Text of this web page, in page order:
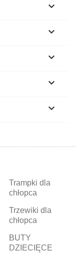





Trampki dla
chłopca
Trzewiki dla
chłopca
BUTY
DZIECIĘCE